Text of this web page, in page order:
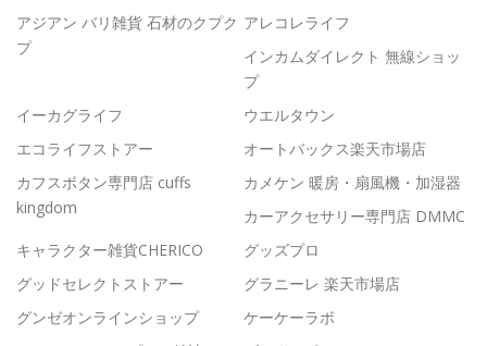
アジアン バリ雑貨 石材のクプク
プ
アレコレライフ
インカムダイレクト 無線ショッ
プ
イーカグライフ
ウエルタウン
エコライフストアー
オートバックス楽天市場店
カフスボタン専門店 cuffs
kingdom
カメケン 暖房・扇風機・加湿器
カーアクセサリー専門店 DMMC
キャラクター雑貨CHERICO
グッズプロ
グッドセレクトストアー
グラニーレ 楽天市場店
グンゼオンラインショップ
ケーケーラボ